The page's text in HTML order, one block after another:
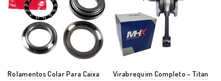
Rolamentos Colar Para Caixa
Virabrequim Completo – Titan